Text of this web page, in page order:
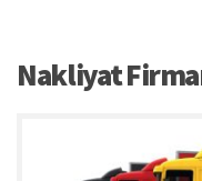
Nakliyat